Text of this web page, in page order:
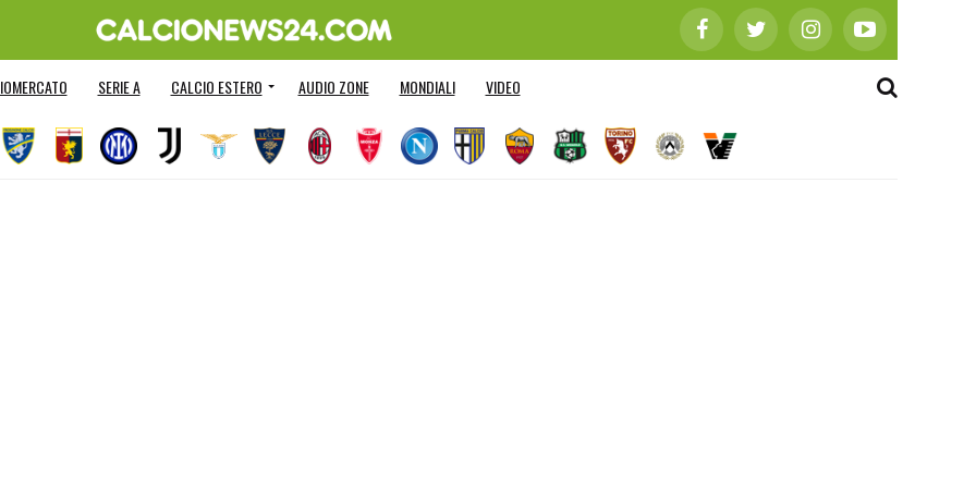
SERIE A CALCIO ESTERO AUDIO ZONE MONDIALI VIDEO